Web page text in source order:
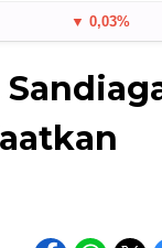
▼ 0,03%